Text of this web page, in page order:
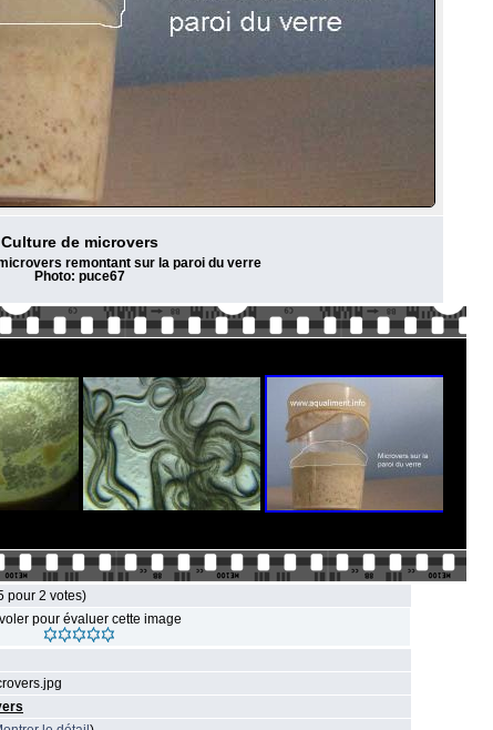
Culture de microvers
remontant sur la paroi du verre
Photo: puce67
pour 2 votes)
pour évaluer cette image